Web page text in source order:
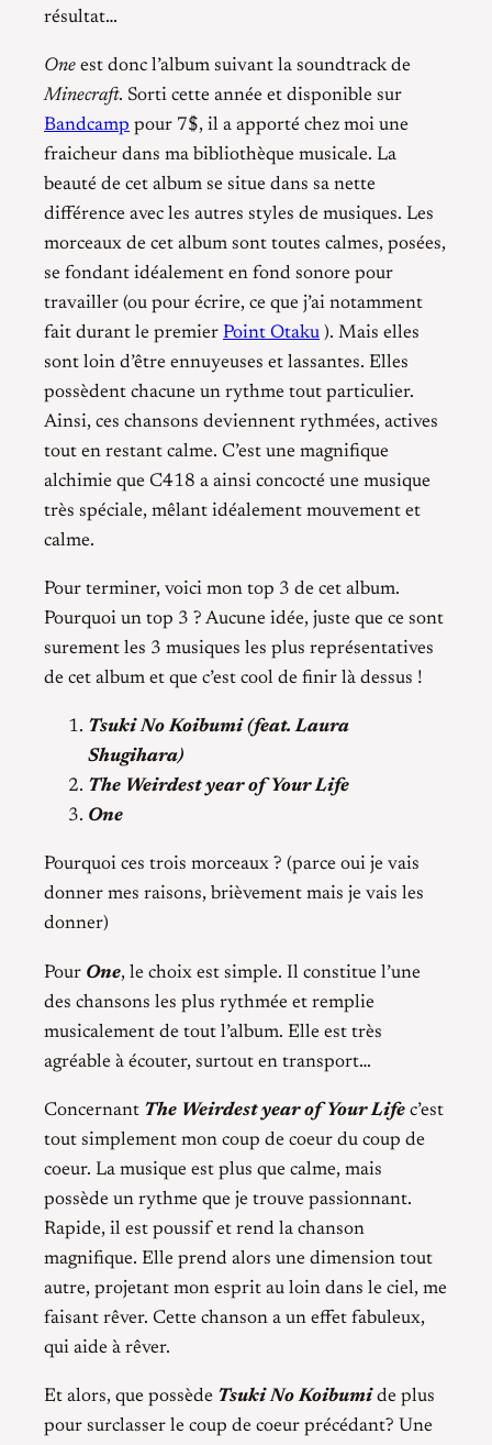
résultat…
One est donc l’album suivant la soundtrack de
Minecraft. Sorti cette année et disponible sur
Bandcamp pour 7$, il a apporté chez moi une
fraicheur dans ma bibliothèque musicale. La
beauté de cet album se situe dans sa nette
différence avec les autres styles de musiques. Les
morceaux de cet album sont toutes calmes, posées,
se fondant idéalement en fond sonore pour
travailler (ou pour écrire, ce que j’ai notamment
fait durant le premier Point Otaku ). Mais elles
sont loin d’être ennuyeuses et lassantes. Elles
possèdent chacune un rythme tout particulier.
Ainsi, ces chansons deviennent rythmées, actives
tout en restant calme. C’est une magnifique
alchimie que C418 a ainsi concocté une musique
très spéciale, mêlant idéalement mouvement et
calme.
Pour terminer, voici mon top 3 de cet album.
Pourquoi un top 3 ? Aucune idée, juste que ce sont
surement les 3 musiques les plus représentatives
de cet album et que c’est cool de finir là dessus !
Tsuki No Koibumi (feat. Laura
Shugihara)
The Weirdest year of Your Life
One
Pourquoi ces trois morceaux ? (parce oui je vais
donner mes raisons, brièvement mais je vais les
donner)
Pour One, le choix est simple. Il constitue l’une
des chansons les plus rythmée et remplie
musicalement de tout l’album. Elle est très
agréable à écouter, surtout en transport…
Concernant The Weirdest year of Your Life c’est
tout simplement mon coup de coeur du coup de
coeur. La musique est plus que calme, mais
possède un rythme que je trouve passionnant.
Rapide, il est poussif et rend la chanson
magnifique. Elle prend alors une dimension tout
autre, projetant mon esprit au loin dans le ciel, me
faisant rêver. Cette chanson a un effet fabuleux,
qui aide à rêver.
Et alors, que possède Tsuki No Koibumide plus
pour surclasser le coup de coeur précédant? Une